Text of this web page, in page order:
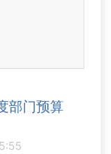
部门预算